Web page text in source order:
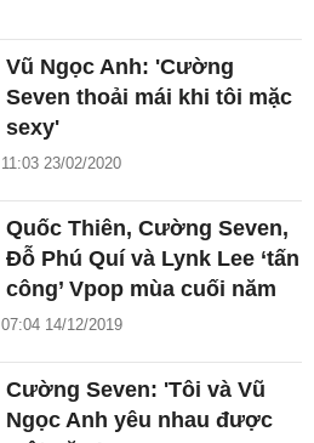
Vũ Ngọc Anh: 'Cường
Seven thoải mái khi tôi mặc
sexy'
11:03 23/02/2020
Quốc Thiên, Cường Seven,
Đỗ Phú Quí và Lynk Lee ‘tấn
công’ Vpop mùa cuối năm
07:04 14/12/2019
Cường Seven: 'Tôi và Vũ
Ngọc Anh yêu nhau được